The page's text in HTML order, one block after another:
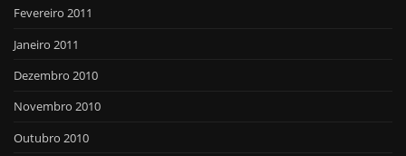
Fevereiro 2011
Janeiro 2011
Dezembro 2010
Novembro 2010
Outubro 2010